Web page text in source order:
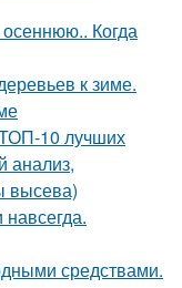
осеннюю.. Когда
к зиме.
10 лучших
анализ,
высева)
навсегда.
средствами.